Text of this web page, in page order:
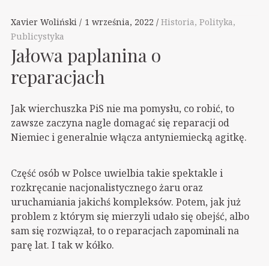
Xavier Woliński 1 września, 2022 Historia, Polityka,
Publicystyka
Jałowa paplanina o
reparacjach
Jak wierchuszka PiS nie ma pomysłu, co robić, to
zawsze zaczyna nagle domagać się reparacji od
Niemiec i generalnie włącza antyniemiecką agitkę.
Część osób w Polsce uwielbia takie spektakle i
rozkręcanie nacjonalistycznego żaru oraz
uruchamiania jakichś kompleksów. Potem, jak już
problem z którym się mierzyli udało się obejść, albo
sam się rozwiązał, to o reparacjach zapominali na
parę lat. I tak w kółko.